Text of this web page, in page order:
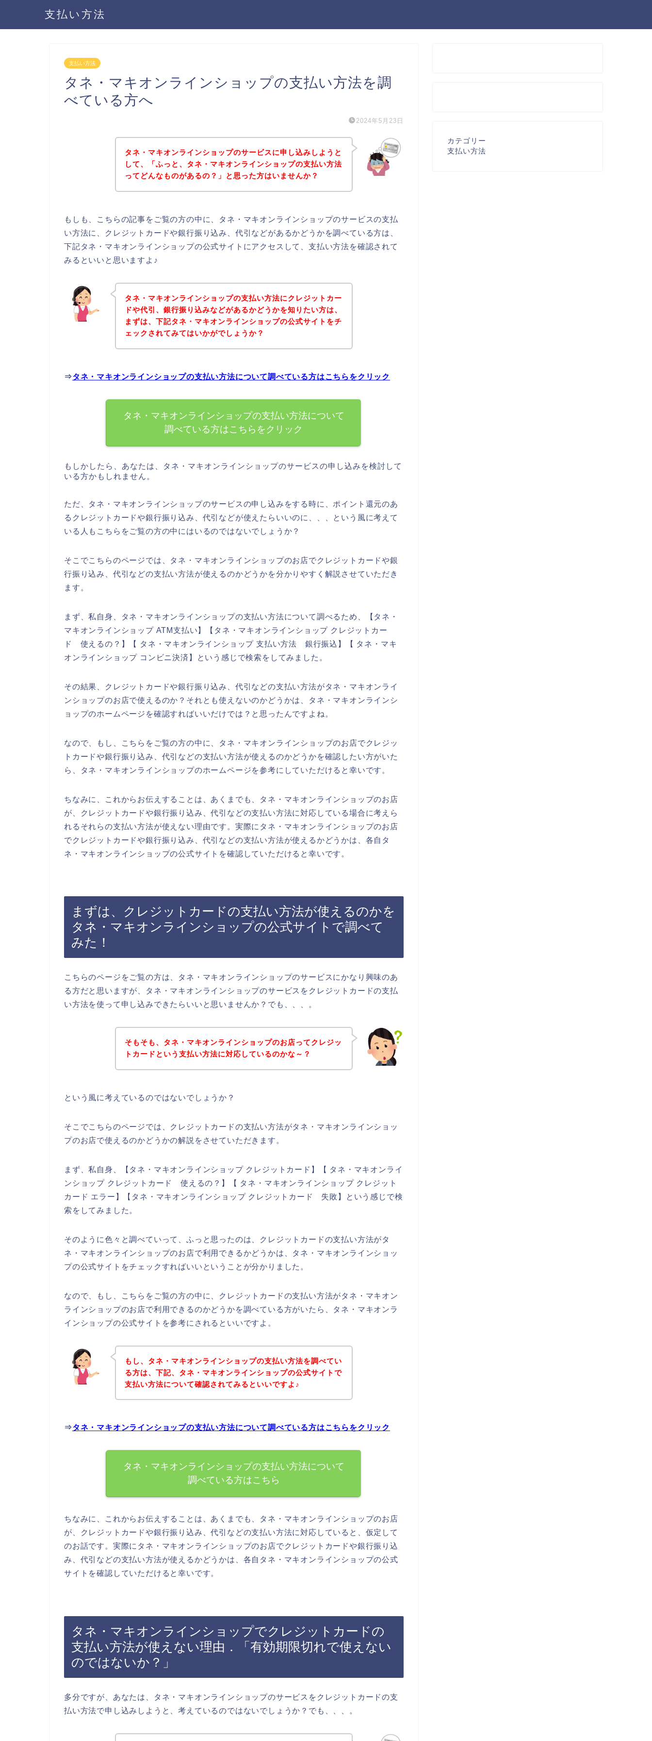
支払い方法
支払い方法
タネ・マキオンラインショップの支払い方法を調
べている方へ
2024年5月23日
タネ・マキオンラインショップのサービスに申し込みしようと
して、「ふっと、タネ・マキオンラインショップの支払い方法
ってどんなものがあるの？」と思った方はいませんか？
もしも、こちらの記事をご覧の方の中に、タネ・マキオンラインショップのサービスの支払
い方法に、クレジットカードや銀行振り込み、代引などがあるかどうかを調べている方は、
下記タネ・マキオンラインショップの公式サイトにアクセスして、支払い方法を確認されて
みるといいと思いますよ♪
タネ・マキオンラインショップの支払い方法にクレジットカー
ドや代引、銀行振り込みなどがあるかどうかを知りたい方は、
まずは、下記タネ・マキオンラインショップの公式サイトをチ
ェックされてみてはいかがでしょうか？
⇒タネ・マキオンラインショップの支払い方法について調べている方はこちらをクリック
タネ・マキオンラインショップの支払い方法について
調べている方はこちらをクリック
もしかしたら、あなたは、タネ・マキオンラインショップのサービスの申し込みを検討して
いる方かもしれません。
ただ、タネ・マキオンラインショップのサービスの申し込みをする時に、ポイント還元のあ
るクレジットカードや銀行振り込み、代引などが使えたらいいのに、、、という風に考えて
いる人もこちらをご覧の方の中にはいるのではないでしょうか？
そこでこちらのページでは、タネ・マキオンラインショップのお店でクレジットカードや銀
行振り込み、代引などの支払い方法が使えるのかどうかを分かりやすく解説させていただき
ます。
まず、私自身、タネ・マキオンラインショップの支払い方法について調べるため、【タネ・
マキオンラインショップ ATM支払い】【タネ・マキオンラインショップ クレジットカー
ド 使えるの？】【 タネ・マキオンラインショップ 支払い方法 銀行振込】【 タネ・マキ
オンラインショップ コンビニ決済】という感じで検索をしてみました。
その結果、クレジットカードや銀行振り込み、代引などの支払い方法がタネ・マキオンライ
ンショップのお店で使えるのか？それとも使えないのかどうかは、タネ・マキオンラインシ
ョップのホームページを確認すればいいだけでは？と思ったんですよね。
なので、もし、こちらをご覧の方の中に、タネ・マキオンラインショップのお店でクレジッ
トカードや銀行振り込み、代引などの支払い方法が使えるのかどうかを確認したい方がいた
ら、タネ・マキオンラインショップのホームページを参考にしていただけると幸いです。
ちなみに、これからお伝えすることは、あくまでも、タネ・マキオンラインショップのお店
が、クレジットカードや銀行振り込み、代引などの支払い方法に対応している場合に考えら
れるそれらの支払い方法が使えない理由です。実際にタネ・マキオンラインショップのお店
でクレジットカードや銀行振り込み、代引などの支払い方法が使えるかどうかは、各自タ
ネ・マキオンラインショップの公式サイトを確認していただけると幸いです。
まずは、クレジットカードの支払い方法が使えるのかを
タネ・マキオンラインショップの公式サイトで調べて
みた！
こちらのページをご覧の方は、タネ・マキオンラインショップのサービスにかなり興味のあ
る方だと思いますが、タネ・マキオンラインショップのサービスをクレジットカードの支払
い方法を使って申し込みできたらいいと思いませんか？でも、、、。
そもそも、タネ・マキオンラインショップのお店ってクレジッ
トカードという支払い方法に対応しているのかな～？
という風に考えているのではないでしょうか？
そこでこちらのページでは、クレジットカードの支払い方法がタネ・マキオンラインショッ
プのお店で使えるのかどうかの解説をさせていただきます。
まず、私自身、【タネ・マキオンラインショップ クレジットカード】【 タネ・マキオンライ
ンショップ クレジットカード 使えるの？】【 タネ・マキオンラインショップ クレジット
カード エラー】【タネ・マキオンラインショップ クレジットカード 失敗】という感じで検
索をしてみました。
そのように色々と調べていって、ふっと思ったのは、クレジットカードの支払い方法がタ
ネ・マキオンラインショップのお店で利用できるかどうかは、タネ・マキオンラインショッ
プの公式サイトをチェックすればいいということが分かりました。
なので、もし、こちらをご覧の方の中に、クレジットカードの支払い方法がタネ・マキオン
ラインショップのお店で利用できるのかどうかを調べている方がいたら、タネ・マキオンラ
インショップの公式サイトを参考にされるといいですよ。
もし、タネ・マキオンラインショップの支払い方法を調べてい
る方は、下記、タネ・マキオンラインショップの公式サイトで
支払い方法について確認されてみるといいですよ♪
⇒タネ・マキオンラインショップの支払い方法について調べている方はこちらをクリック
タネ・マキオンラインショップの支払い方法について
調べている方はこちら
ちなみに、これからお伝えすることは、あくまでも、タネ・マキオンラインショップのお店
が、クレジットカードや銀行振り込み、代引などの支払い方法に対応していると、仮定して
のお話です。実際にタネ・マキオンラインショップのお店でクレジットカードや銀行振り込
み、代引などの支払い方法が使えるかどうかは、各自タネ・マキオンラインショップの公式
サイトを確認していただけると幸いです。
タネ・マキオンラインショップでクレジットカードの
支払い方法が使えない理由．「有効期限切れで使えない
のではないか？」
多分ですが、あなたは、タネ・マキオンラインショップのサービスをクレジットカードの支
払い方法で申し込みしようと、考えているのではないでしょうか？でも、、、。
カテゴリー
支払い方法